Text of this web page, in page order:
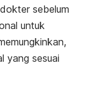
sebelum
untuk
yang sesuai